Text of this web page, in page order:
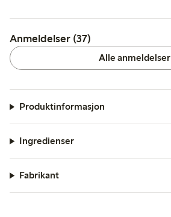
Anmeldelser (37)
Alle anmeldelser
Produktinformasjon
Ingredienser
Fabrikant